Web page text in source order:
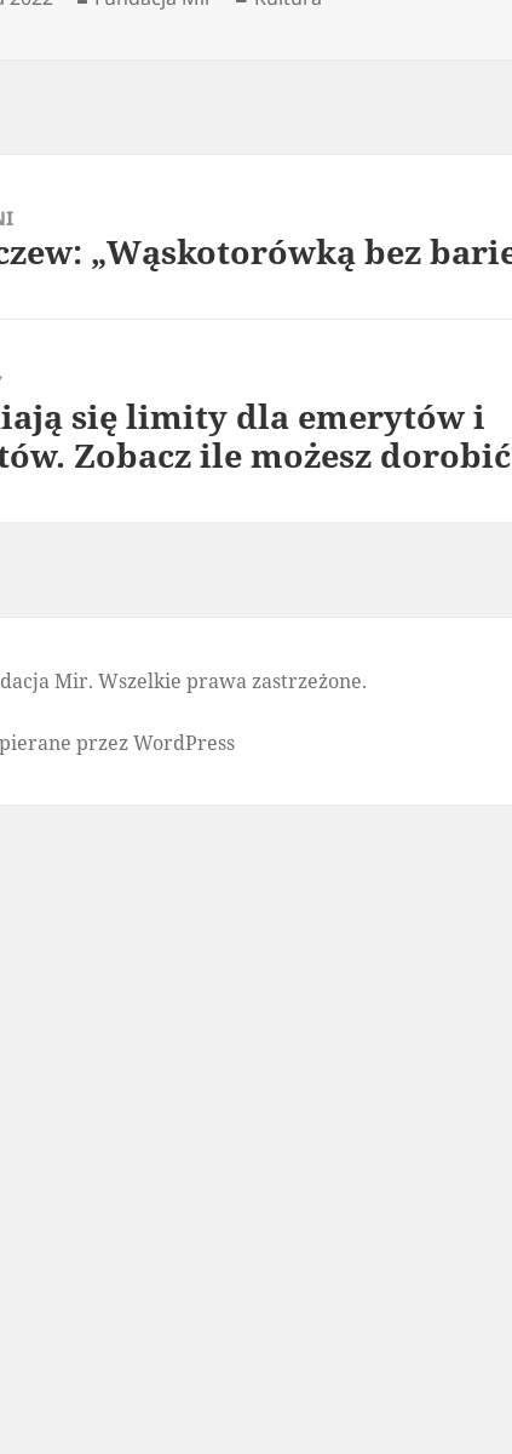
„Wąskotorówką bez
się limity dla emerytów i
Zobacz ile możesz dorobić
Mir. Wszelkie prawa zastrzeżone.
przez WordPress